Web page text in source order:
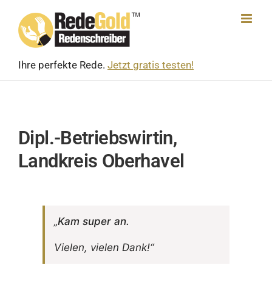
content
Ihre perfekte Rede. Jetzt gratis testen!
Dipl.-Betriebswirtin,
Landkreis Oberhavel
„Kam super an.
Vielen, vielen Dank!“